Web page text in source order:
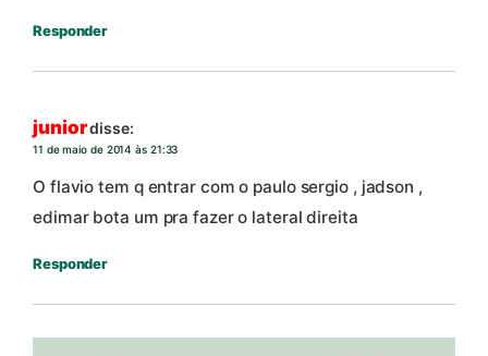
Responder
juniordisse:
11 de maio de 2014 às 21:33
O flavio tem q entrar com o paulo sergio , jadson ,
edimar bota um pra fazer o lateral direita
Responder